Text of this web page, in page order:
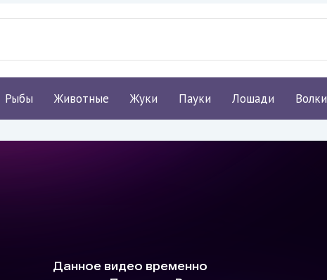
Рыбы Животные Жуки Пауки Лошади Волки